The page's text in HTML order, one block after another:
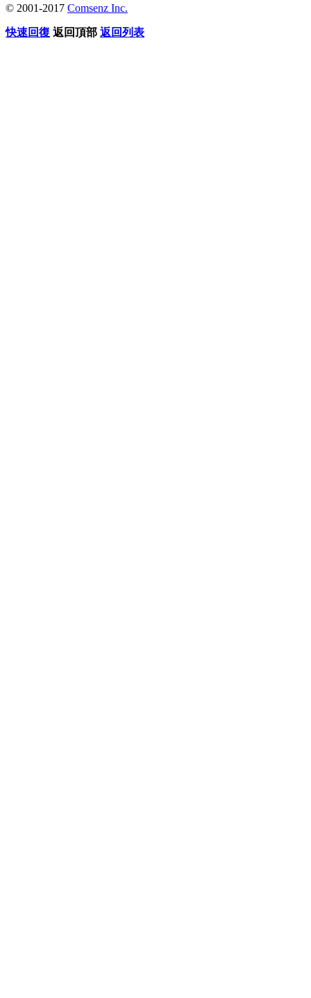
© 2001-2017 Comsenz Inc.
快速回復 返回頂部 返回列表